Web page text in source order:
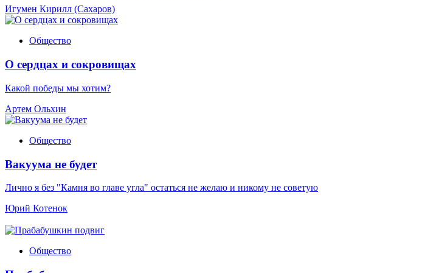
Игумен Кирилл (Сахаров)
Общество
О сердцах и сокровищах
Какой победы мы хотим?
Артем Ольхин
Общество
Вакуума не будет
Лично я без "Камня во главе угла" остаться не желаю и никому не советую
Юрий Котенок
Общество